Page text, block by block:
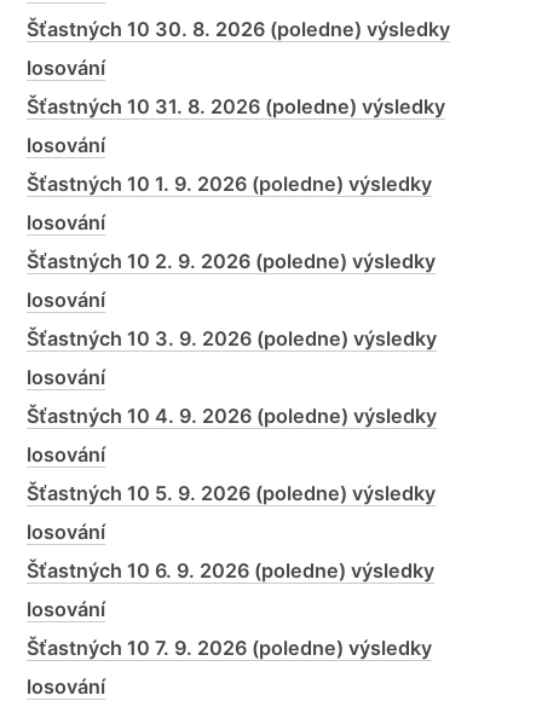
Šťastných 10 30. 8. 2026 (poledne) výsledky
losování
Šťastných 10 31. 8. 2026 (poledne) výsledky
losování
Šťastných 10 1. 9. 2026 (poledne) výsledky
losování
Šťastných 10 2. 9. 2026 (poledne) výsledky
losování
Šťastných 10 3. 9. 2026 (poledne) výsledky
losování
Šťastných 10 4. 9. 2026 (poledne) výsledky
losování
Šťastných 10 5. 9. 2026 (poledne) výsledky
losování
Šťastných 10 6. 9. 2026 (poledne) výsledky
losování
Šťastných 10 7. 9. 2026 (poledne) výsledky
losování